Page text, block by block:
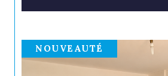
NOUVEAUTÉ